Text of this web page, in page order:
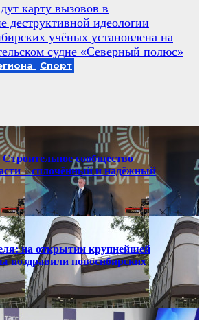
карту вызовов в
деструктивной идеологии
учёных установлена на
судне «Северный полюс»
Спорт
сообщество
– сплочённый и надёжный
на открытии крупнейшей
поздравили новосибирских